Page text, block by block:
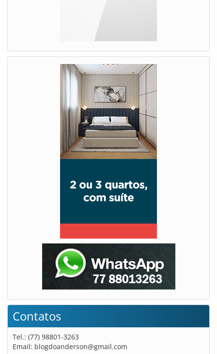
Contatos
Tel.: (77) 98801-3263
Email: blogdoanderson@gmail.com